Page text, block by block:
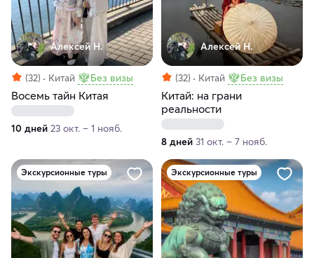
Алексей Н.
(32) Китай Без визы
Восемь тайн Китая
10 дней 23 окт. – 1 нояб.
Алексей Н.
(32) Китай Без визы
Китай: на грани
реальности
8 дней 31 окт. – 7 нояб.
Экскурсионные туры Экскурсионные туры